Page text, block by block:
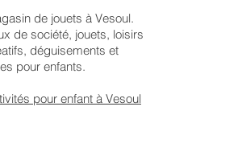
de jouets à Vesoul.
de société, jouets, loisirs
déguisements et
pour enfants.
pour enfant à Vesoul